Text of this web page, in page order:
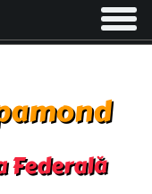
Toggle
Federală